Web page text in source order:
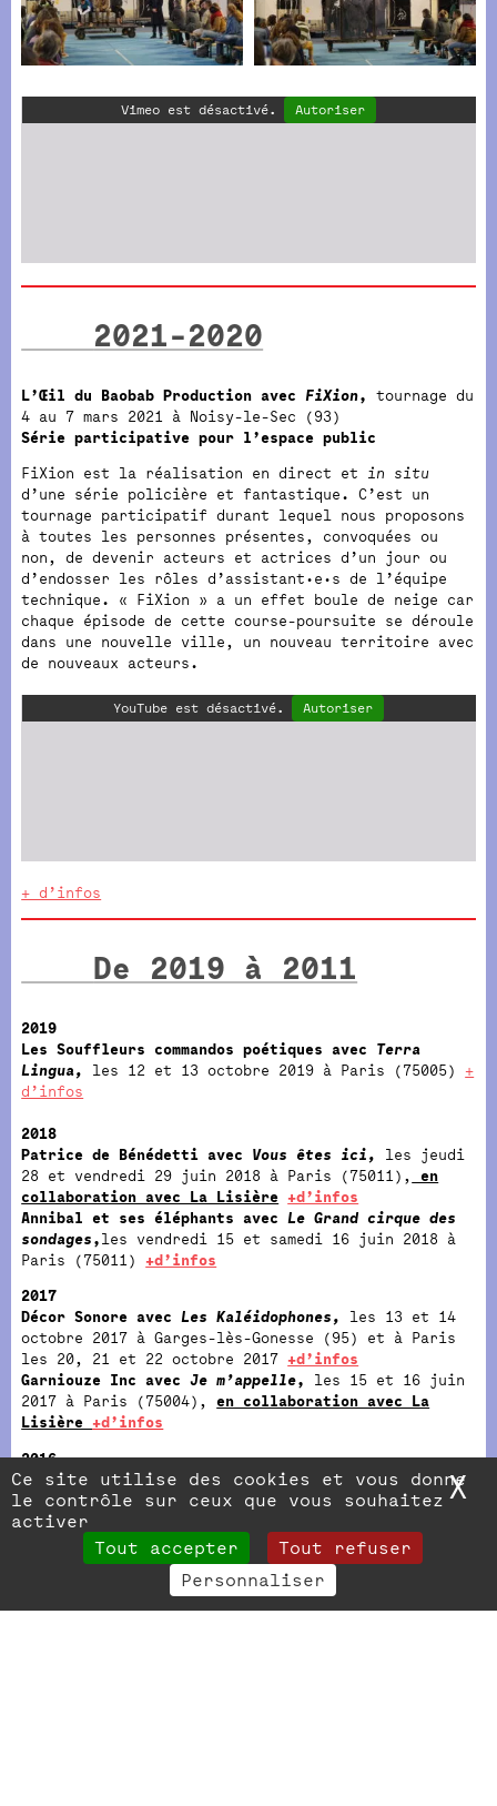
Vimeo est désactivé. Autoriser
2021-2020
L’Œil du Baobab Production avec FiXion,
tournage du
4 au 7 mars 2021 à Noisy-le-Sec (93)
Série participative pour l’espace public
FiXion est la réalisation en direct et in situ
d’une série policière et fantastique. C’est un
tournage participatif durant lequel nous proposons
à toutes les personnes présentes, convoquées ou
non, de devenir acteurs et actrices d’un jour ou
d’endosser les rôles d’assistant·e·s de l’équipe
technique. « FiXion » a un effet boule de neige car
chaque épisode de cette course-poursuite se déroule
dans une nouvelle ville, un nouveau territoire avec
de nouveaux acteurs.
YouTube est désactivé. Autoriser
+ d’infos
De 2019 à 2011
2019
Les Souffleurs commandos poétiques avec Terra
Lingua, les 12 et 13 octobre 2019 à Paris (75005)+
d’infos
2018
Patrice de Bénédetti avec Vous êtes ici, les jeudi
28 et vendredi 29 juin 2018 à Paris (75011),
en
collaboration avec La Lisière +d’infos
Annibal et ses éléphants avecLe Grand cirque des
sondages,les vendredi 15 et samedi 16 juin 2018 à
Paris (75011)
+d’infos
2017
Décor Sonore avecLes Kaléidophones,
les 13 et 14
octobre 2017 à Garges-lès-Gonesse (95) et à Paris
les 20, 21 et 22 octobre 2017 +d’infos
Garniouze Inc avecJe m’appelle,
les 15 et 16 juin
2017 à Paris (75004),en collaboration avec La
Lisière+d’infos
2016
le Phun avecPalissades,du10 au 15 octobre 2016 à
Paris (75020)
+d’infos
la Cie KompleX KapharnaüM avecDo Not Clean, les 24
septembre 2015 dans le 20e arrondissement de
Ce site utilise des cookies et vous donne
le contrôle sur ceux que vous souhaitez
activer
Tout accepter
Tout refuser
Personnaliser
X